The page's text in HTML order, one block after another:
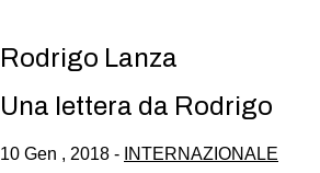
Rodrigo Lanza
Una lettera da Rodrigo
10 Gen , 2018 - INTERNAZIONALE